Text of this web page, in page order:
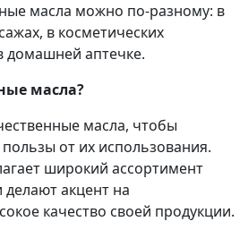
масла можно по-разному: в
в косметических
домашней аптечке.
масла?
масла, чтобы
от их использования.
широкий ассортимент
акцент на
качество своей продукции.